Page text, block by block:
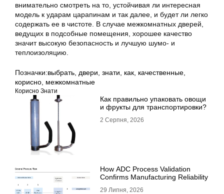
внимательно смотреть на то, устойчивая ли интересная
модель к ударам царапинам и так далее, и будет ли легко
содержать ее в чистоте. В случае межкомнатных дверей,
ведущих в подсобные помещения, хорошее качество
значит высокую безопасность и лучшую шумо- и
теплоизоляцию.
Позначки:выбрать двери знати как качественные
корисно межкомнатные
Корисно Знати
Как правильно упаковать овощи
и фрукты для транспортировки?
2 Серпня, 2026
How ADC Process Validation
Confirms Manufacturing Reliability
29 Липня, 2026